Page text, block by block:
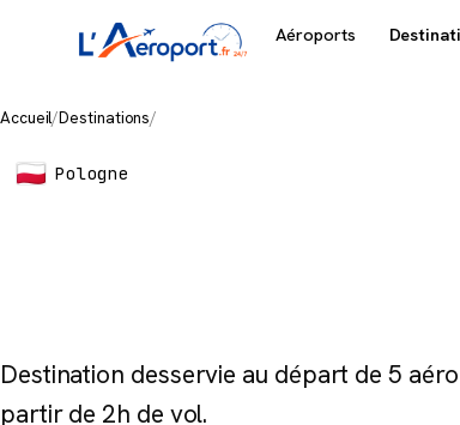
Aéroports
Accueil/Destinations/
Pologne
Destination desservie au départ de 5
partir de 2h de vol.